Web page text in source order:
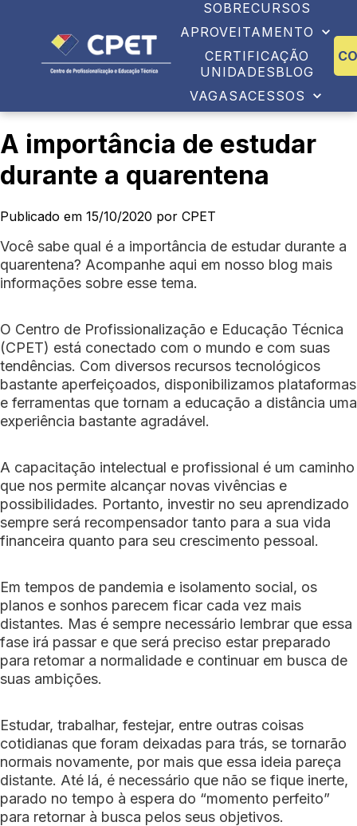
SOBRECURSOS
APROVEITAMENTO
CERTIFICAÇÃO
UNIDADESBLOG
VAGASACESSOS
A importância de estudar
durante a quarentena
Publicado em 15/10/2020 por CPET
Você sabe qual é a importância de estudar durante a
quarentena? Acompanhe aqui em nosso blog mais
informações sobre esse tema.
O Centro de Profissionalização e Educação Técnica
(CPET) está conectado com o mundo e com suas
tendências. Com diversos recursos tecnológicos
bastante aperfeiçoados, disponibilizamos plataformas
e ferramentas que tornam a educação a distância uma
experiência bastante agradável.
A capacitação intelectual e profissional é um caminho
que nos permite alcançar novas vivências e
possibilidades. Portanto, investir no seu aprendizado
sempre será recompensador tanto para a sua vida
financeira quanto para seu crescimento pessoal.
Em tempos de pandemia e isolamento social, os
planos e sonhos parecem ficar cada vez mais
distantes. Mas é sempre necessário lembrar que essa
fase irá passar e que será preciso estar preparado
para retomar a normalidade e continuar em busca de
suas ambições.
Estudar, trabalhar, festejar, entre outras coisas
cotidianas que foram deixadas para trás, se tornarão
normais novamente, por mais que essa ideia pareça
distante. Até lá, é necessário que não se fique inerte,
parado no tempo à espera do “momento perfeito”
para retornar à busca pelos seus objetivos.